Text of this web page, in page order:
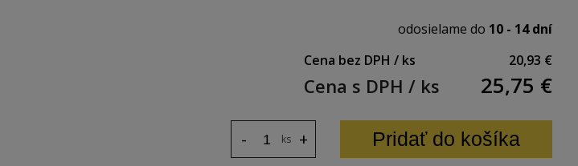
odosielame do 10 - 14 dní
Cena bez DPH / ks
20,93 €
Cena s DPH / ks 25,75 €
ks +
- Pridať do košíka